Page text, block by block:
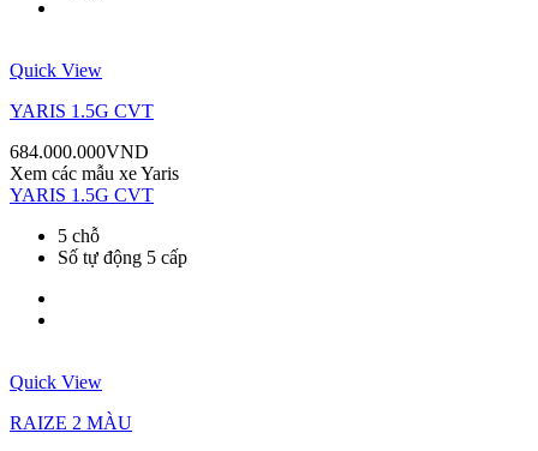
Quick View
YARIS 1.5G CVT
684.000.000VND
Xem các mẫu xeYaris
YARIS 1.5G CVT
5 chỗ
Số tự động 5 cấp
Quick View
RAIZE 2 MÀU